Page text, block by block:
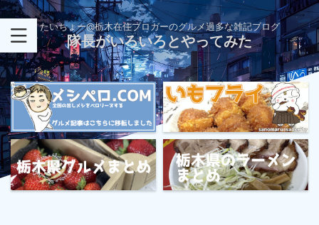
たいちょー@栃木在住ブロガーのグルメ過多な雑記ブログ
隊長がいろいろとやってみた